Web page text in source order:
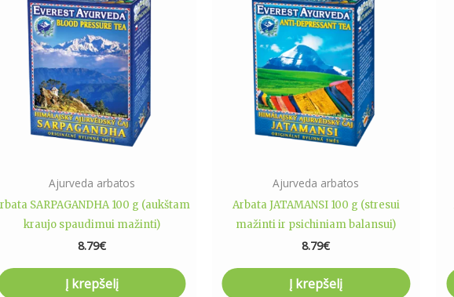
Ajurveda arbatos
SARPAGANDHA 100 g (aukštam
kraujo spaudimui mažinti)
8.79€
Į krepšelį
Ajurveda arbatos
Arbata JATAMANSI 100 g (stresui
mažinti ir psichiniam balansui)
8.79€
Į krepšelį